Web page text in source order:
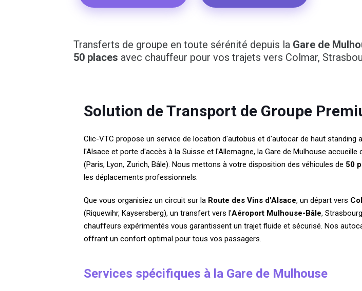
Transferts de groupe en toute sérénité depuis la Gare de
50 places avec chauffeur pour vos trajets vers Colmar,
Solution de Transport de Groupe
Clic-VTC propose un service de location d'autobus et d'autocar de haut standing
l'Alsace et porte d'accès à la Suisse et l'Allemagne, la Gare de Mulhouse
(Paris, Lyon, Zurich, Bâle). Nous mettons à votre disposition des véhicules de 50
les déplacements professionnels.
Que vous organisiez un circuit sur la Route des Vins d'Alsace, un départ vers
(Riquewihr, Kaysersberg), un transfert vers l'Aéroport Mulhouse-Bâle,
chauffeurs expérimentés vous garantissent un trajet fluide et sécurisé. Nos
offrant un confort optimal pour tous vos passagers.
Services spécifiques à la Gare de Mulhouse